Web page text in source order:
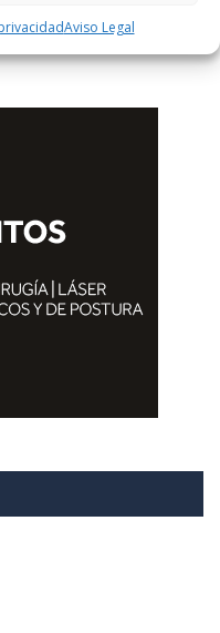
Aviso Legal